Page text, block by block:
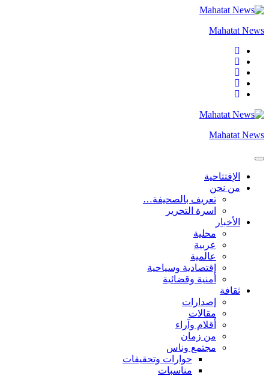
التجاوز
المحتوى
Mahatat News
Mahatat News
الإفتتاحية
من نحن
تعريف بالصحيفة…
اسرة التحرير
الأخبار
محلية
عربية
عالمية
إقتصادية وسياحية
أمنية وقضائية
ثقافة
إصدارات
مقالات
أقلام وآراء
من زمان
مجتمع وناس
حوارات وتحقيقات
مناسبات